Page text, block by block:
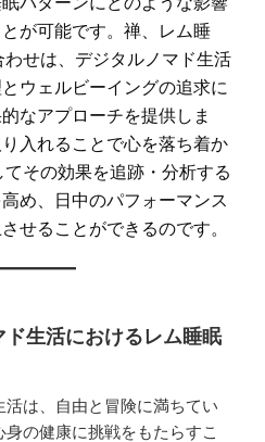
が可能です。禅、レム睡
せは、デジタルノマド生活
ウェルビーイングの追求に
なアプローチを提供しま
入れることで心を落ち着か
その効果を追跡・分析する
め、日中のパフォーマンス
せることができるのです。
ド生活におけるレム睡眠
は、自由と冒険に満ちてい
の健康に挑戦をもたらすこ